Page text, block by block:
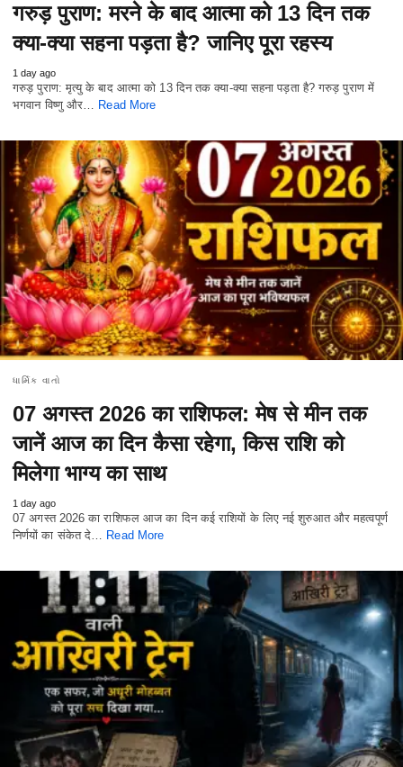
गरुड़ पुराण: मरने के बाद आत्मा को 13 दिन तक
क्या-क्या सहना पड़ता है? जानिए पूरा रहस्य
1 day ago
गरुड़ पुराण: मृत्यु के बाद आत्मा को 13 दिन तक क्या-क्या सहना पड़ता है? गरुड़ पुराण में
भगवान विष्णु और… Read More
ધાર્મિક વાતો
07 अगस्त 2026 का राशिफल: मेष से मीन तक
जानें आज का दिन कैसा रहेगा, किस राशि को
मिलेगा भाग्य का साथ
1 day ago
07 अगस्त 2026 का राशिफल आज का दिन कई राशियों के लिए नई शुरुआत और महत्वपूर्ण
निर्णयों का संकेत दे… Read More